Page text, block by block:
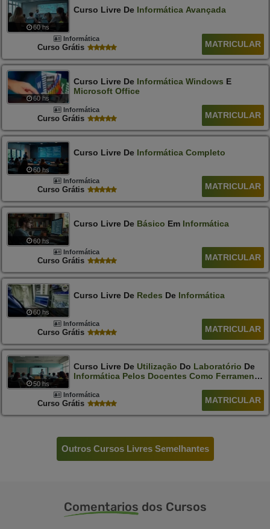
60 hs
Curso Livre De Informática Avançada
Informática
Curso Grátis MATRICULAR
60 hs
Curso Livre De Informática Windows E
Microsoft Office
Informática
Curso Grátis MATRICULAR
60 hs
Curso Livre De Informática Completo
Informática
Curso Grátis MATRICULAR
60 hs
Curso Livre De Básico Em Informática
Informática
Curso Grátis MATRICULAR
60 hs
Curso Livre De Redes De Informática
Informática
Curso Grátis MATRICULAR
50 hs
Curso Livre De Utilização Do Laboratório De
Informática Pelos Docentes Como Ferramenta
Informática
Curso Grátis MATRICULAR
Outros Cursos Livres Semelhantes
Comentarios dos Cursos